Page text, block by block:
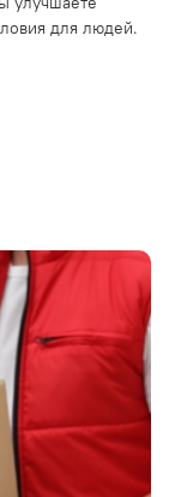
для людей.